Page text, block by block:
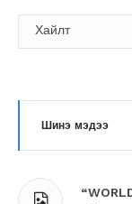
Шинэ мэдээ